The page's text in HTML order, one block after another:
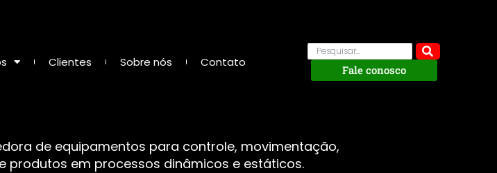
Clientes Sobre nós Contato
Fale conosco
de equipamentos para controle, movimentação,
produtos em processos dinâmicos e estáticos.